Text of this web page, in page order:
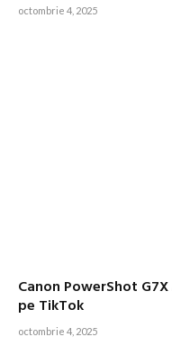
octombrie 4, 2025
Canon PowerShot
pe TikTok
octombrie 4, 2025